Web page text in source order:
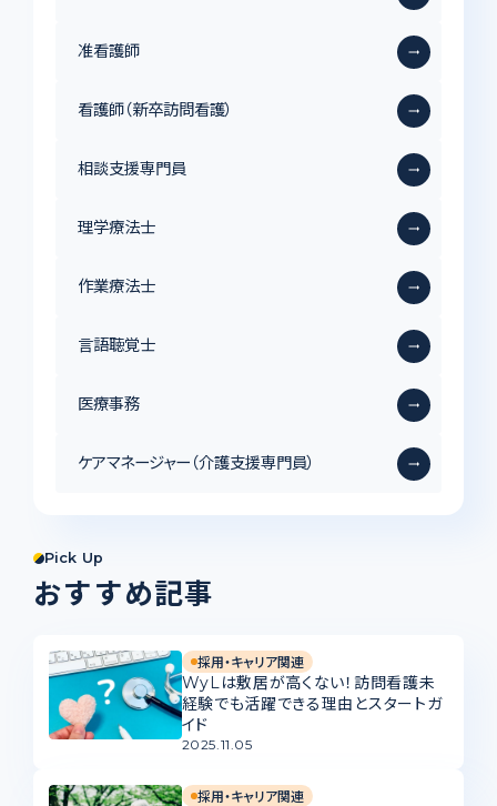
准看護師 trending_flat
看護師（新卒訪問看護） trending_flat
相談支援専門員 trending_flat
理学療法士 trending_flat
作業療法士 trending_flat
言語聴覚士 trending_flat
医療事務 trending_flat
ケアマネージャー（介護支援専門員） trending_flat
Pick Up
おすすめ記事
採用・キャリア関連
WyLは敷居が高くない！訪問看護未
経験でも活躍できる理由とスタートガ
イド
2025.11.05
採用・キャリア関連